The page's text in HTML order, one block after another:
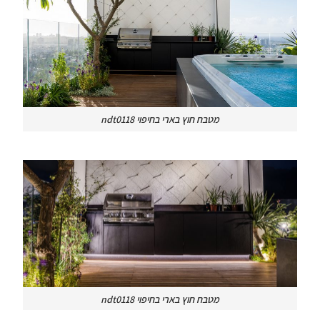
מטבח חוץ בארי בחיפוי ndt0118
מטבח חוץ בארי בחיפוי ndt0118